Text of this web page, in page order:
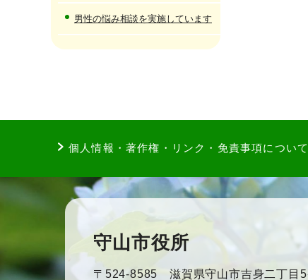
男性の悩み相談を実施しています
個人情報・著作権・リンク・免責事項について
守山市役所
〒524-8585 滋賀県守山市吉身二丁目